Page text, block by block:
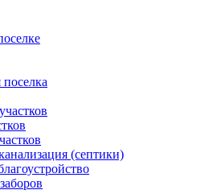
(септики)